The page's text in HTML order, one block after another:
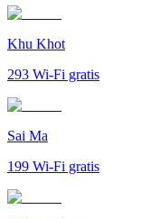
Khu Khot
293 Wi-Fi gratis
Sai Ma
199 Wi-Fi gratis